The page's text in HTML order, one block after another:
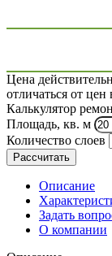
Цена
отличаться от
Калькулятор
Площадь, кв. м
Количество слоев
Рассчитать
Описание
Задать
О компании